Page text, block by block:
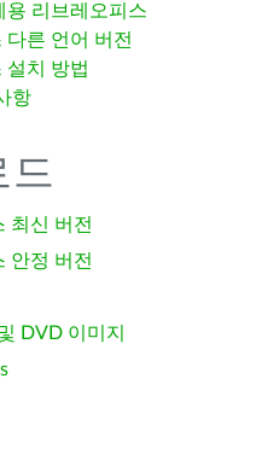
용 리브레오피스
다른 언어 버전
설치 방법
항
드
최신 버전
안정 버전
DVD 이미지